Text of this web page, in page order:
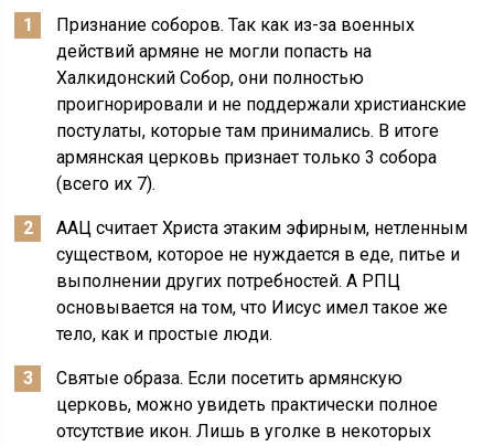
Признание соборов. Так как из-за военных
действий армяне не могли попасть на
Халкидонский Собор, они полностью
проигнорировали и не поддержали христианские
постулаты, которые там принимались. В итоге
армянская церковь признает только 3 собора
(всего их 7).
ААЦ считает Христа этаким эфирным, нетленным
существом, которое не нуждается в еде, питье и
выполнении других потребностей. А РПЦ
основывается на том, что Иисус имел такое же
тело, как и простые люди.
Святые образа. Если посетить армянскую
церковь, можно увидеть практически полное
отсутствие икон. Лишь в уголке в некоторых